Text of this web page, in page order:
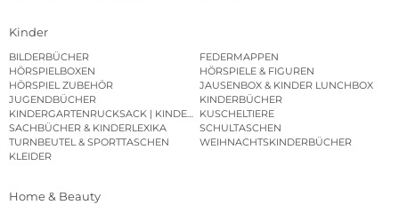
Kinder
BILDERBÜCHER
FEDERMAPPEN
HÖRSPIELBOXEN
HÖRSPIELE & FIGUREN
HÖRSPIEL ZUBEHÖR
JAUSENBOX & KINDER LUNCHBOX
JUGENDBÜCHER
KINDERBÜCHER
KINDERGARTENRUCKSACK | KINDERGARTENBEUTEL
KUSCHELTIERE
SACHBÜCHER & KINDERLEXIKA
SCHULTASCHEN
TURNBEUTEL & SPORTTASCHEN
WEIHNACHTSKINDERBÜCHER
KLEIDER
Home & Beauty